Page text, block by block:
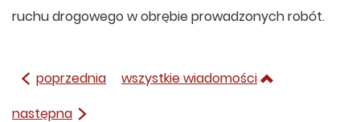
ruchu drogowego w obrębie prowadzonych robót.
poprzednia
wszystkie wiadomości
następna